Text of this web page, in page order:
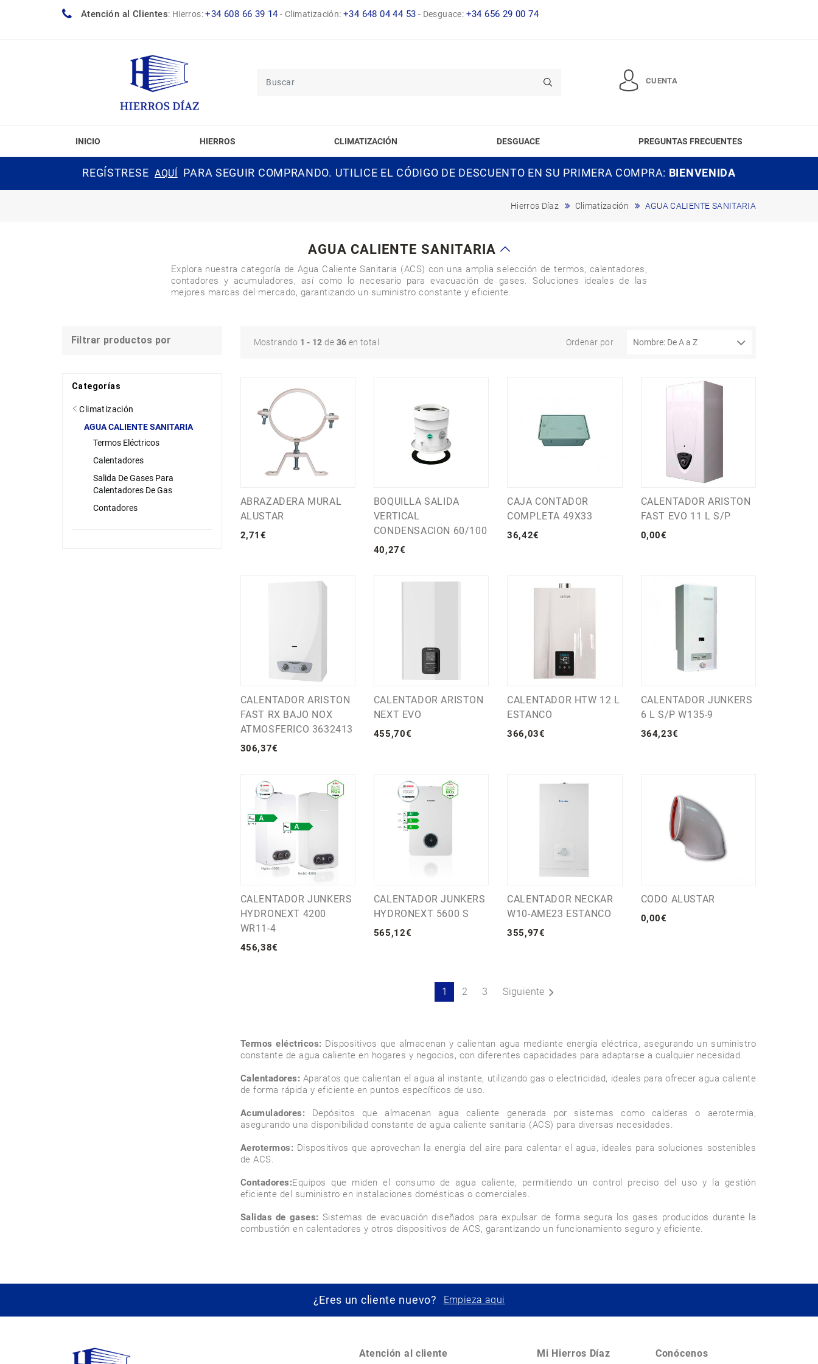
Atención al Clientes: Hierros:+34 608 66 39 14-Climatización:+34 648 04 44 53 - Desguace: +34 656 29 00 74
CUENTA
INICIO HIERROS CLIMATIZACIÓN DESGUACE PREGUNTAS FRECUENTES
REGÍSTRESE AQUÍ PARA SEGUIR COMPRANDO. UTILICE EL CÓDIGO DE DESCUENTO EN SU PRIMERA COMPRA: BIENVENIDA
Hierros Díaz Climatización AGUA CALIENTE SANITARIA
AGUA CALIENTE SANITARIA
Explora nuestra categoría de Agua Caliente Sanitaria (ACS) con una amplia selección de termos, calentadores,
contadores y acumuladores, así como lo necesario para evacuación de gases. Soluciones ideales de las
mejores marcas del mercado, garantizando un suministro constante y eficiente.
Mostrando 1 - 12 de 36 en total Ordenar por
ABRAZADERA MURAL
ALUSTAR
2,71 €
BOQUILLA SALIDA
VERTICAL
CONDENSACION 60/100
40,27€
CAJA CONTADOR
COMPLETA 49X33
36,42€
CALENTADOR ARISTON
FAST EVO 11 L S/P
0,00€
CALENTADOR ARISTON
FAST RX BAJO NOX
ATMOSFERICO 3632413
306,37€
CALENTADOR ARISTON
NEXT EVO
455,70€
CALENTADOR HTW 12 L
ESTANCO
366,03€
CALENTADOR JUNKERS
6 L S/P W135-9
364,23€
CALENTADOR JUNKERS
HYDRONEXT 4200
WR11-4
456,38€
CALENTADOR JUNKERS
HYDRONEXT 5600 S
565,12€
CALENTADOR NECKAR
W10-AME23 ESTANCO
355,97€
CODO ALUSTAR
0,00€
1 2 3 Siguiente
Termos eléctricos: Dispositivos que almacenan y calientan agua mediante energía eléctrica, asegurando un suministro
constante de agua caliente en hogares y negocios, con diferentes capacidades para adaptarse a cualquier necesidad.
Calentadores: Aparatos que calientan el agua al instante, utilizando gas o electricidad, ideales para ofrecer agua caliente
de forma rápida y eficiente en puntos específicos de uso.
Acumuladores: Depósitos que almacenan agua caliente generada por sistemas como calderas o aerotermia,
asegurando una disponibilidad constante de agua caliente sanitaria (ACS) para diversas necesidades.
Aerotermos: Dispositivos que aprovechan la energía del aire para calentar el agua, ideales para soluciones sostenibles
de ACS.
Contadores:Equipos que miden el consumo de agua caliente, permitiendo un control preciso del uso y la gestión
eficiente del suministro en instalaciones domésticas o comerciales.
Salidas de gases: Sistemas de evacuación diseñados para expulsar de forma segura los gases producidos durante la
combustión en calentadores y otros dispositivos de ACS, garantizando un funcionamiento seguro y eficiente.
Filtrar productos por
Categorías
Climatización
AGUA CALIENTE SANITARIA
Termos Eléctricos
Calentadores
Salida De Gases Para
Calentadores De Gas
Contadores
¿Eres un cliente nuevo? Empieza aqui
Atención al cliente Mi Hierros Díaz Conócenos